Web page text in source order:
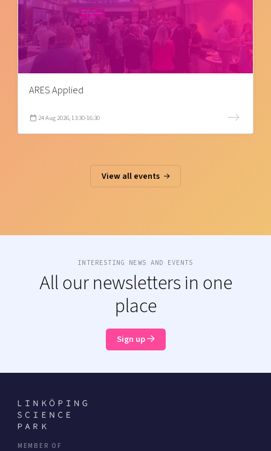
ARES Applied
24 Aug 2026, 13:30-16:30
View all events
INTERESTING NEWS AND EVENTS
All our newsletters in one
place
Sign up
MEMBER OF